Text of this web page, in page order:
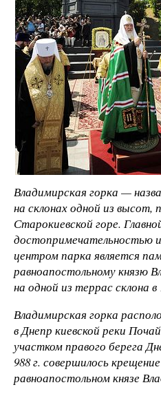
Владимирская горка —
на склонах одной из
Старокиевской горе.
достопримечательностью
центром парка является
равноапостольному князю
на одной из террас склона в
Владимирская горка
в Днепр киевской реки
участком правого берега
988 г. совершилось
равноапостольном князе